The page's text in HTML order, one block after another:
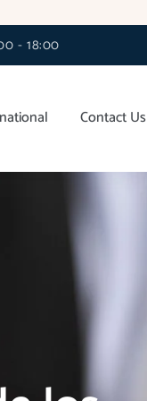
- 18:00
Contact Us